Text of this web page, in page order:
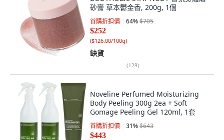
砂膏 草本鬱金香, 200g, 1個
首購折扣價 64%$705
$252
($126.00/100g)
缺貨
(129)
Noveline Perfumed Moisturizing
Body Peeling 300g 2ea + Soft
Gomage Peeling Gel 120ml, 1套
首購折扣價 31%$643
$443